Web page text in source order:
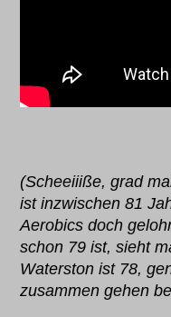
(Scheeiiiße, grad
ist inzwischen 81
Aerobics doch
schon 79 ist, sieht
Waterston ist 78,
zusammen gehen